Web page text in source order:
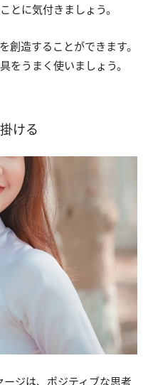
とに気付きましょう。
創造することができます。
をうまく使いましょう。
ける
ジは、ポジティブな思考